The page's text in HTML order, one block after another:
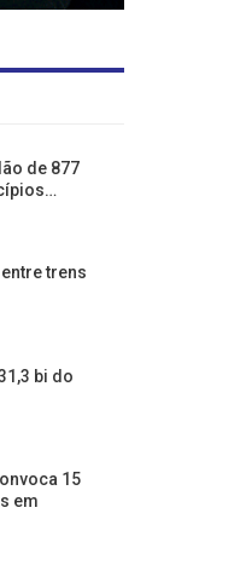
de 877
trens
bi do
15
em